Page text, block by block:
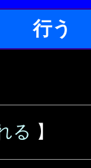
行う
る 】